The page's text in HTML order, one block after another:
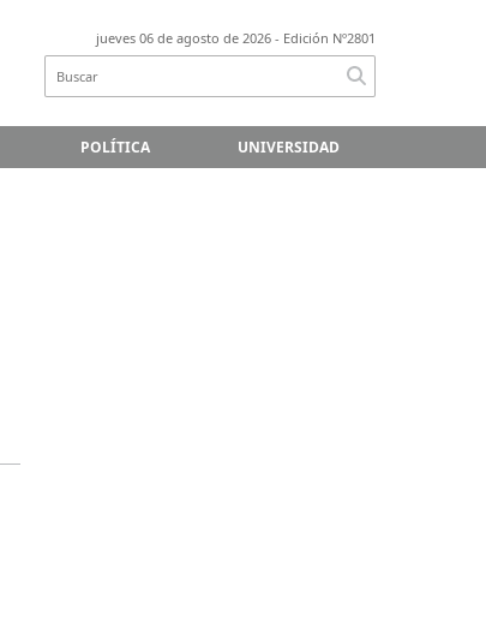
jueves 06 de agosto de 2026 - Edición Nº2801
POLÍTICA UNIVERSIDAD